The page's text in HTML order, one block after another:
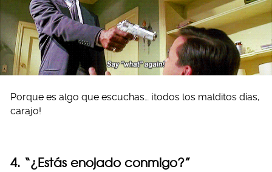
Porque es algo que escuchas… ¡todos los malditos días,
carajo!
4. “¿Estás enojado conmigo?”